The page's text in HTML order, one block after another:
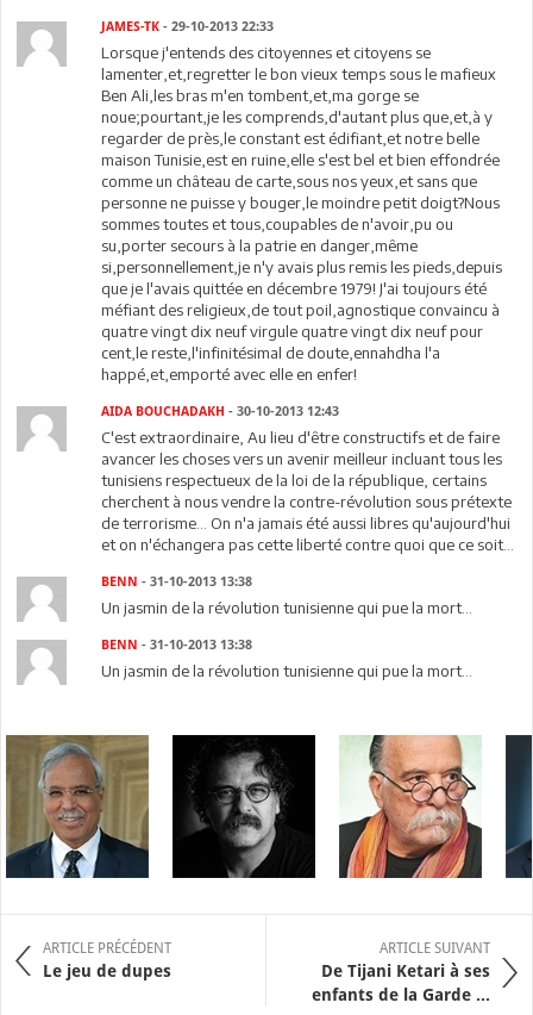
JAMES-TK - 29-10-2013 22:33
Lorsque j'entends des citoyennes et citoyens se
lamenter,et,regretter le bon vieux temps sous le mafieux
Ben Ali,les bras m'en tombent,et,ma gorge se
noue;pourtant,je les comprends,d'autant plus que,et,à y
regarder de près,le constant est édifiant,et notre belle
maison Tunisie,est en ruine,elle s'est bel et bien effondrée
comme un château de carte,sous nos yeux,et sans que
personne ne puisse y bouger,le moindre petit doigt?Nous
sommes toutes et tous,coupables de n'avoir,pu ou
su,porter secours à la patrie en danger,même
si,personnellement,je n'y avais plus remis les pieds,depuis
que je l'avais quittée en décembre 1979! J'ai toujours été
méfiant des religieux,de tout poil,agnostique convaincu à
quatre vingt dix neuf virgule quatre vingt dix neuf pour
cent,le reste,l'infinitésimal de doute,ennahdha l'a
happé,et,emporté avec elle en enfer!
AIDA BOUCHADAKH - 30-10-2013 12:43
C'est extraordinaire, Au lieu d'être constructifs et de faire
avancer les choses vers un avenir meilleur incluant tous les
tunisiens respectueux de la loi de la république, certains
cherchent à nous vendre la contre-révolution sous prétexte
de terrorisme... On n'a jamais été aussi libres qu'aujourd'hui
et on n'échangera pas cette liberté contre quoi que ce soit...
BENN - 31-10-2013 13:38
Un jasmin de la révolution tunisienne qui pue la mort...
BENN - 31-10-2013 13:38
Un jasmin de la révolution tunisienne qui pue la mort...
ARTICLE PRÉCÉDENT
Le jeu de dupes
ARTICLE SUIVANT
De Tijani Ketari à ses
enfants de la Garde ...